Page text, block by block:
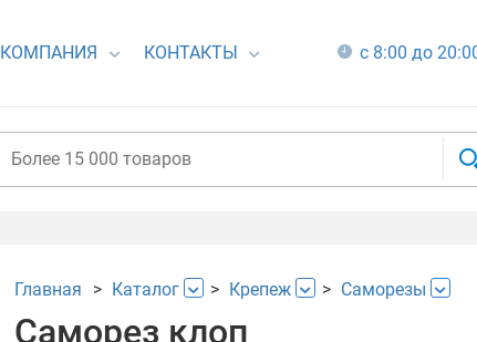
КОМПАНИЯ КОНТАКТЫ с 8:00 до
Главная Каталог Крепеж Саморезы
Саморез клоп